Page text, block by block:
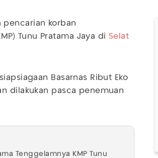
pencarian korban
Tunu Pratama Jaya di Selat
Basarnas Ribut Eko
dilakukan pasca penemuan
Tenggelamnya KMP Tunu